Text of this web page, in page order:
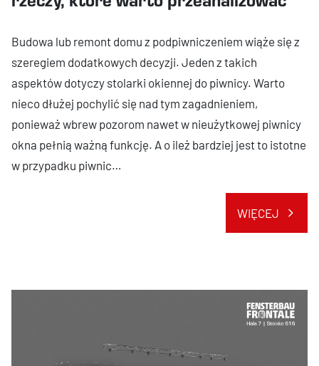
Budowa lub remont domu z podpiwniczeniem wiąże się z
szeregiem dodatkowych decyzji. Jeden z takich
aspektów dotyczy stolarki okiennej do piwnicy. Warto
nieco dłużej pochylić się nad tym zagadnieniem,
ponieważ wbrew pozorom nawet w nieużytkowej piwnicy
okna pełnią ważną funkcję. A o ileż bardziej jest to istotne
w przypadku piwnic…
WIĘCEJ